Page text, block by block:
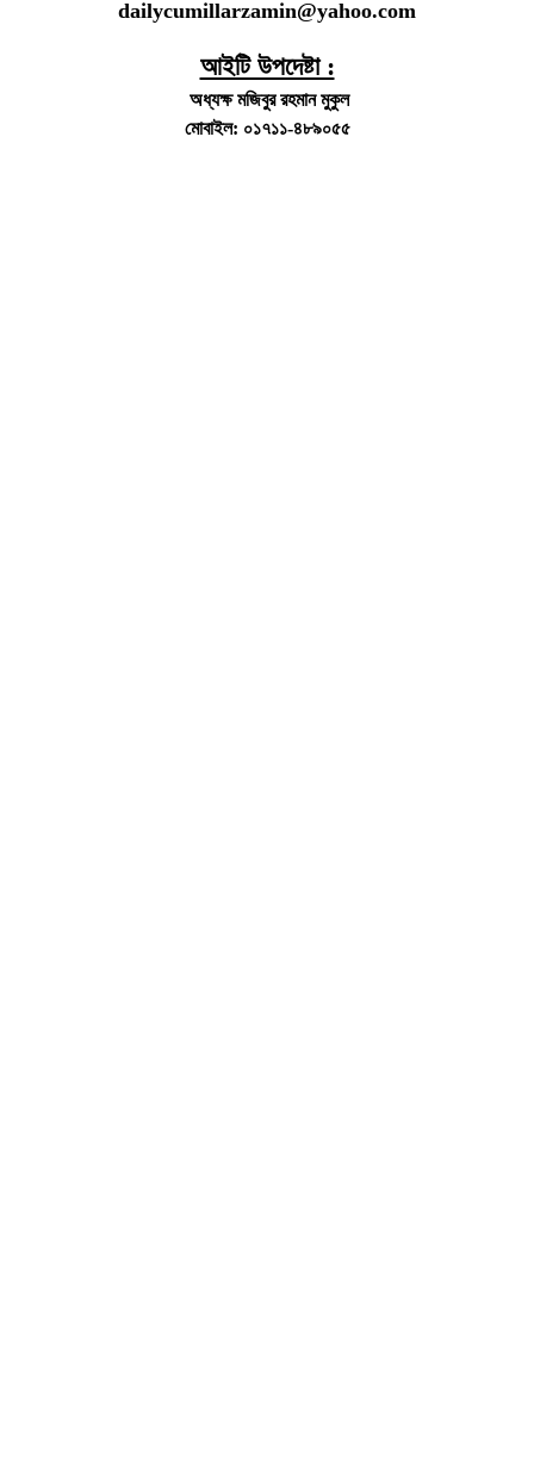
dailycumillarzamin@yahoo.com
আইটি উপদেষ্টা :
অধ্যক্ষ মজিবুর রহমান মুকুল
মোবাইল: ০১৭১১-৪৮৯০৫৫